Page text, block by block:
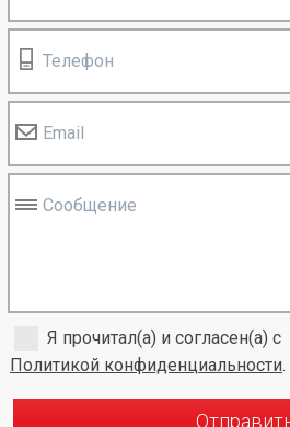
Телефон
Email
Сообщение
Я прочитал(а) и согласен(а) с
Политикой конфиденциальности.